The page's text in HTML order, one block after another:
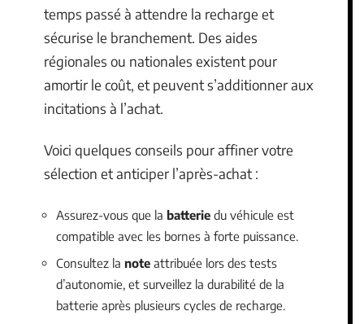
temps passé à attendre la recharge et
sécurise le branchement. Des aides
régionales ou nationales existent pour
amortir le coût, et peuvent s’additionner aux
incitations à l’achat.
Voici quelques conseils pour affiner votre
sélection et anticiper l’après-achat :
Assurez-vous que la batterie du véhicule est
compatible avec les bornes à forte puissance.
Consultez la note attribuée lors des tests
d’autonomie, et surveillez la durabilité de la
batterie après plusieurs cycles de recharge.